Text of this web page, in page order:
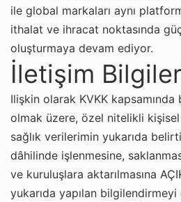
ile global markaları aynı
ithalat ve ihracat noktasında
oluşturmaya devam ediyor.
İletişim
Ilişkin olarak KVKK
olmak üzere, özel nitelikli
sağlık verilerimin yukarıda
dâhilinde işlenmesine,
ve kuruluşlara aktarılmasına
yukarıda yapılan